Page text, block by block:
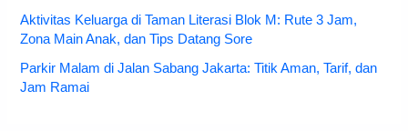
Aktivitas Keluarga di Taman Literasi Blok M: Rute 3 Jam,
Zona Main Anak, dan Tips Datang Sore
Parkir Malam di Jalan Sabang Jakarta: Titik Aman, Tarif, dan
Jam Ramai